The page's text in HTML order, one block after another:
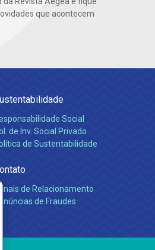
que acontecem
Social
de Inv. Social Privado
de Sustentabilidade
de Relacionamento
de Fraudes